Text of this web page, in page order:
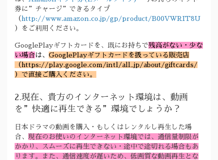
券に”チャージ”できるタイプ
（ http://www.amazon.co.jp/gp/product/B00VWRIT8U
）をご利用ください。
GooglePlayギフトカードを、既にお持ちで残高がない・少な
い場合 は、 GooglePlayギフトカードを扱っている販売店
（https://play.google.com/intl/all_jp/about/giftcards/
）で直接ご購入ください。
2.現在、貴方のインターネット環境は、動画
を”快適に再生できる”環境でしょうか？
日本ドラマの動画を購入・もしくはレンタルし再生した場
合、 現在のお使いのインターネット環境では、通信量制限が
かかり、スムーズに再生できない・途中で途切れる場合もあ
ります。また、通信速度が遅いため、低画質な動画再生とな